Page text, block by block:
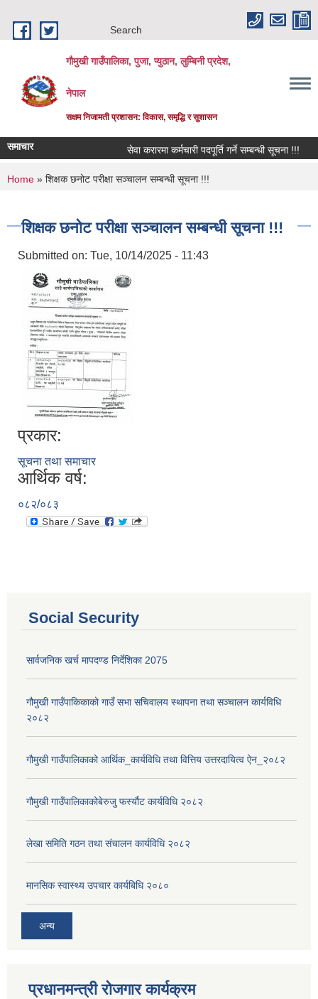
Search
गौमुखी गाउँपालिका, पुजा, प्युठान, लुम्बिनी प्रदेश,
नेपाल
सक्षम निजामती प्रशासन: विकास, समृद्धि र सुशासन
समाचार सेवा करारमा कर्मचारी पदपूर्ति गर्ने सम्बन्धी सूचना !!!
You are here
Home » शिक्षक छनोट परीक्षा सञ्चालन सम्बन्धी सूचना !!!
शिक्षक छनोट परीक्षा सञ्चालन सम्बन्धी सूचना !!!
Submitted on: Tue, 10/14/2025 - 11:43
प्रकार:
सूचना तथा समाचार
आर्थिक वर्ष:
०८२/०८३
Social Security
सार्वजनिक खर्च मापदण्ड निर्देशिका 2075
गौमुखी गाउँपाकिकाको गाउँ सभा सचिवालय स्थापना तथा सञ्चालन कार्यविधि
२०८२
गौमुखी गाउँपालिकाको आर्थिक_कार्यविधि तथा वित्तिय उत्तरदायित्व ऐन_२०८२
गौमुखी गाउँपालिकाकोबेरुजु फर्स्यौट कार्यविधि २०८२
लेखा समिति गठन तथा संचालन कार्यविधि २०८२
मानसिक स्वास्थ्य उपचार कार्यबिधि २०८०
अन्य
प्रधानमन्त्री रोजगार कार्यक्रम